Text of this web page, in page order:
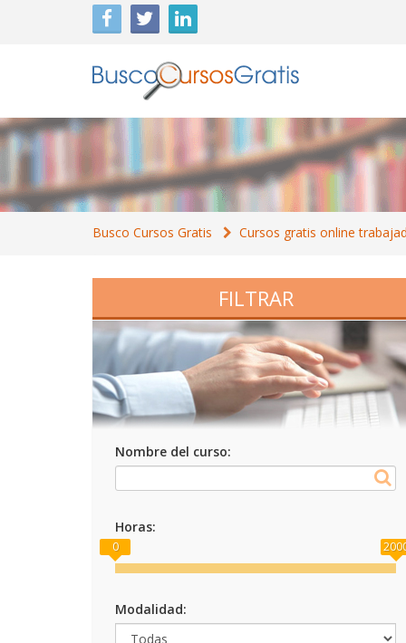
Busco Cursos Gratis Cursos gratis online
FILTRAR
Nombre del curso:
Horas:
0
Modalidad: